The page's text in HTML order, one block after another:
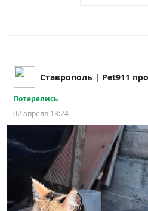
Потерялись
02 апреля 13:24